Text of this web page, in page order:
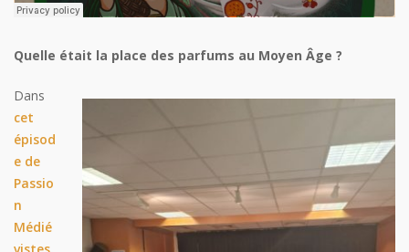
Quelle était la place des parfums au Moyen Âge ?
Dans
cet
épisod
e de
Passio
n
Médié
vistes,